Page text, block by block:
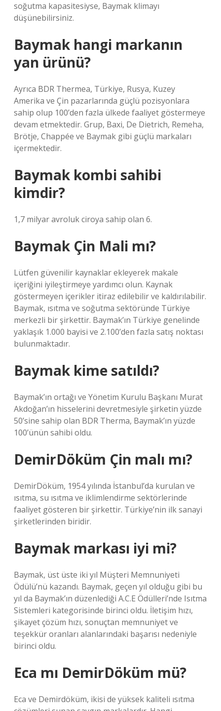
soğutma kapasitesiyse, Baymak klimayı
düşünebilirsiniz.
Baymak hangi markanın
yan ürünü?
Ayrıca BDR Thermea, Türkiye, Rusya, Kuzey
Amerika ve Çin pazarlarında güçlü pozisyonlara
sahip olup 100’den fazla ülkede faaliyet göstermeye
devam etmektedir. Grup, Baxi, De Dietrich, Remeha,
Brötje, Chappée ve Baymak gibi güçlü markaları
içermektedir.
Baymak kombi sahibi
kimdir?
1,7 milyar avroluk ciroya sahip olan 6.
Baymak Çin Mali mı?
Lütfen güvenilir kaynaklar ekleyerek makale
içeriğini iyileştirmeye yardımcı olun. Kaynak
göstermeyen içerikler itiraz edilebilir ve kaldırılabilir.
Baymak, ısıtma ve soğutma sektöründe Türkiye
merkezli bir şirkettir. Baymak’ın Türkiye genelinde
yaklaşık 1.000 bayisi ve 2.100’den fazla satış noktası
bulunmaktadır.
Baymak kime satıldı?
Baymak’ın ortağı ve Yönetim Kurulu Başkanı Murat
Akdoğan’ın hisselerini devretmesiyle şirketin yüzde
50’sine sahip olan BDR Therma, Baymak’ın yüzde
100’ünün sahibi oldu.
DemirDöküm Çin malı mı?
DemirDöküm, 1954 yılında İstanbul’da kurulan ve
ısıtma, su ısıtma ve iklimlendirme sektörlerinde
faaliyet gösteren bir şirkettir. Türkiye’nin ilk sanayi
şirketlerinden biridir.
Baymak markası iyi mi?
Baymak, üst üste iki yıl Müşteri Memnuniyeti
Ödülü’nü kazandı. Baymak, geçen yıl olduğu gibi bu
yıl da Baymak’ın düzenlediği A.C.E Ödülleri’nde Isıtma
Sistemleri kategorisinde birinci oldu. İletişim hızı,
şikayet çözüm hızı, sonuçtan memnuniyet ve
teşekkür oranları alanlarındaki başarısı nedeniyle
birinci oldu.
Eca mı DemirDöküm mü?
Eca ve Demirdöküm, ikisi de yüksek kaliteli ısıtma